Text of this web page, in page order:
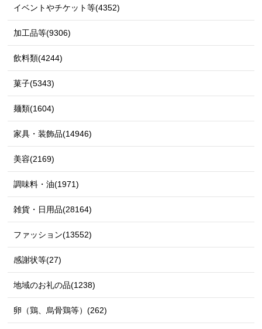
イベントやチケット等(4352)
加工品等(9306)
飲料類(4244)
菓子(5343)
麺類(1604)
家具・装飾品(14946)
美容(2169)
調味料・油(1971)
雑貨・日用品(28164)
ファッション(13552)
感謝状等(27)
地域のお礼の品(1238)
卵（鶏、烏骨鶏等）(262)